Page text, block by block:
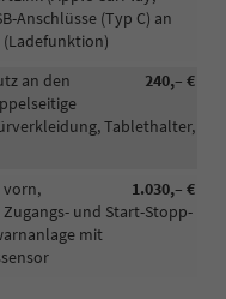
Anschlüsse (Typ C) an
240,– €
an den
Tablethalter,
1.030,– €
vorn,
Zugangs- und Start-Stopp-
mit